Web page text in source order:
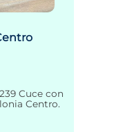
Cuce con
Centro.